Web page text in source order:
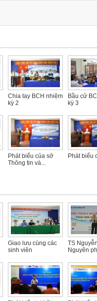
Chia tay BCH nhiệm
kỳ 2
Bầu cử
kỳ 3
Phát biểu của sở
Thông tin và...
Phát biểu
Giao lưu cùng các
sinh viên
TS
Nguyên